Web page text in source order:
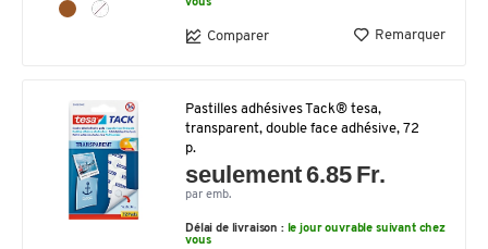
vous
Comparer Remarquer
Pastilles adhésives Tack® tesa,
transparent, double face adhésive, 72
p.
seulement 6.85 Fr.
par emb.
Délai de livraison : le jour ouvrable suivant chez
vous